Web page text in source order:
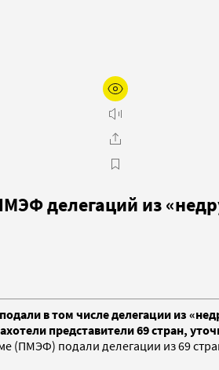
делегаций из
в том числе делегации из
представители 69 стран,
подали делегации из 69